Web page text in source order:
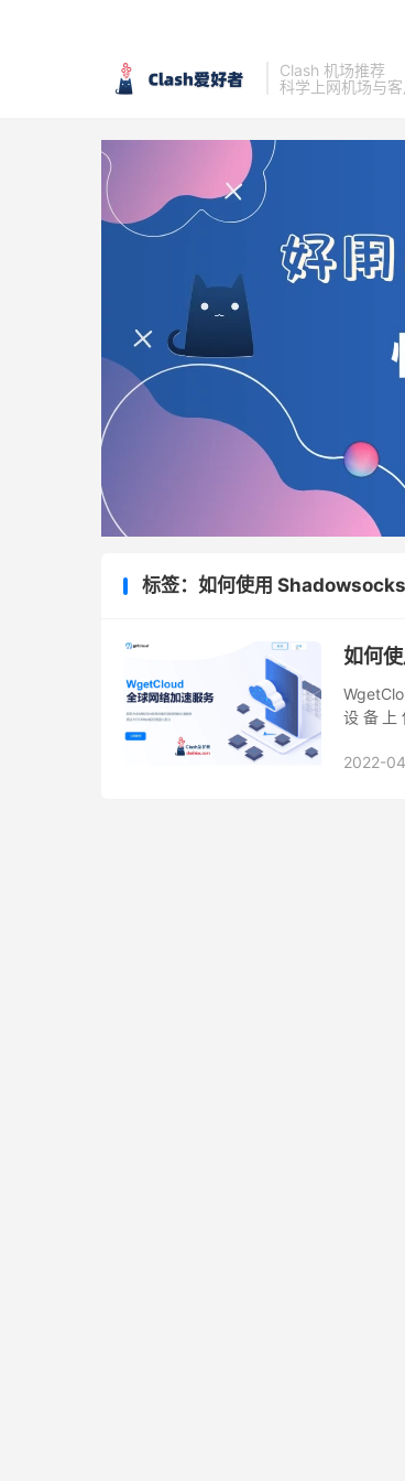
Clash 机场推荐
科学上网机场与
标签：如何使用
如何
设备上
2022-